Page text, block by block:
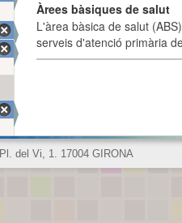
Àrees bàsiques de salut
L'àrea bàsica de salut
serveis d'atenció primària
Pl. del Vi, 1. 17004 GIRONA